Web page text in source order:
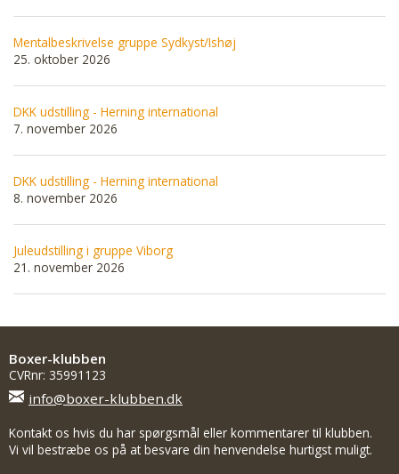
Mentalbeskrivelse gruppe Sydkyst/Ishøj
25. oktober 2026
DKK udstilling - Herning international
7. november 2026
DKK udstilling - Herning international
8. november 2026
Juleudstilling i gruppe Viborg
21. november 2026
Boxer-klubben
CVRnr: 35991123
info@boxer-klubben.dk
Kontakt os hvis du har spørgsmål eller kommentarer til klubben.
Vi vil bestræbe os på at besvare din henvendelse hurtigst muligt.